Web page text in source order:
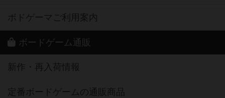
ボドゲーマご利用案内
ボードゲーム通販
新作・再入荷情報
定番ボードゲームの通販商品